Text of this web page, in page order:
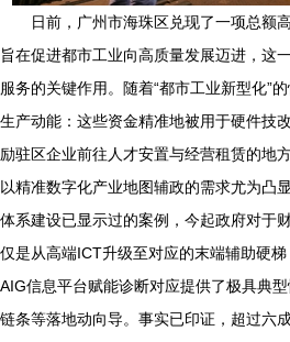
日前，广州市海珠区兑现了一项总额
旨在促进都市工业向高质量发展迈进，这
服务的关键作用。随着“都市工业新型化”
生产动能：这些资金精准地被用于硬件技
励驻区企业前往人才安置与经营租赁的地
以精准数字化产业地图辅政的需求尤为凸
体系建设已显示过的案例，今起政府对于
仅是从高端ICT升级至对应的末端辅助硬
AIG信息平台赋能诊断对应提供了极具典
链条等落地动向导。事实已印证，超过六